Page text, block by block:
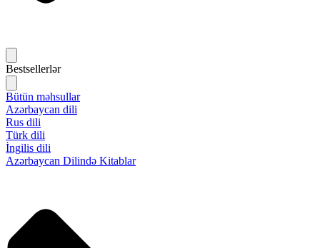
Bestsellerlər
Bütün məhsullar
Azərbaycan dili
Rus dili
Türk dili
İngilis dili
Azərbaycan Dilində Kitablar